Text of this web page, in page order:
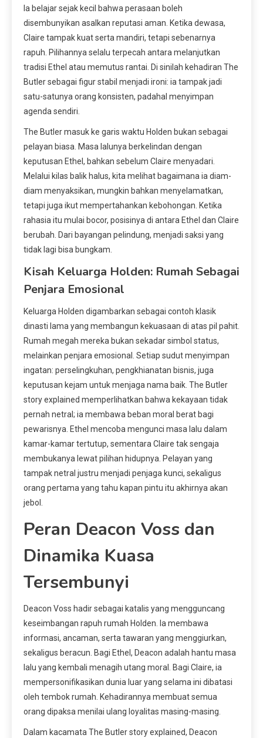
Ia belajar sejak kecil bahwa perasaan boleh
disembunyikan asalkan reputasi aman. Ketika dewasa,
Claire tampak kuat serta mandiri, tetapi sebenarnya
rapuh. Pilihannya selalu terpecah antara melanjutkan
tradisi Ethel atau memutus rantai. Di sinilah kehadiran The
Butler sebagai figur stabil menjadi ironi: ia tampak jadi
satu-satunya orang konsisten, padahal menyimpan
agenda sendiri.
The Butler masuk ke garis waktu Holden bukan sebagai
pelayan biasa. Masa lalunya berkelindan dengan
keputusan Ethel, bahkan sebelum Claire menyadari.
Melalui kilas balik halus, kita melihat bagaimana ia diam-
diam menyaksikan, mungkin bahkan menyelamatkan,
tetapi juga ikut mempertahankan kebohongan. Ketika
rahasia itu mulai bocor, posisinya di antara Ethel dan Claire
berubah. Dari bayangan pelindung, menjadi saksi yang
tidak lagi bisa bungkam.
Kisah Keluarga Holden: Rumah Sebagai
Penjara Emosional
Keluarga Holden digambarkan sebagai contoh klasik
dinasti lama yang membangun kekuasaan di atas pil pahit.
Rumah megah mereka bukan sekadar simbol status,
melainkan penjara emosional. Setiap sudut menyimpan
ingatan: perselingkuhan, pengkhianatan bisnis, juga
keputusan kejam untuk menjaga nama baik. The Butler
story explained memperlihatkan bahwa kekayaan tidak
pernah netral; ia membawa beban moral berat bagi
pewarisnya. Ethel mencoba mengunci masa lalu dalam
kamar-kamar tertutup, sementara Claire tak sengaja
membukanya lewat pilihan hidupnya. Pelayan yang
tampak netral justru menjadi penjaga kunci, sekaligus
orang pertama yang tahu kapan pintu itu akhirnya akan
jebol.
Peran Deacon Voss dan
Dinamika Kuasa
Tersembunyi
Deacon Voss hadir sebagai katalis yang mengguncang
keseimbangan rapuh rumah Holden. Ia membawa
informasi, ancaman, serta tawaran yang menggiurkan,
sekaligus beracun. Bagi Ethel, Deacon adalah hantu masa
lalu yang kembali menagih utang moral. Bagi Claire, ia
mempersonifikasikan dunia luar yang selama ini dibatasi
oleh tembok rumah. Kehadirannya membuat semua
orang dipaksa menilai ulang loyalitas masing-masing.
Dalam kacamata The Butler story explained, Deacon